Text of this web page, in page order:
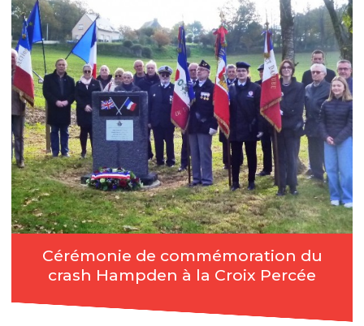
Cérémonie de commémoration du
crash Hampden à la Croix Percée